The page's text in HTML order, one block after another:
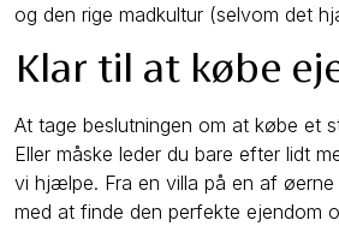
og den rige madkultur (selvom det
Klar til at købe
At tage beslutningen om at købe et
Eller måske leder du bare efter lidt
vi hjælpe. Fra en villa på en af
med at finde den perfekte ejendom